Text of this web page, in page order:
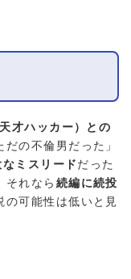
才ハッカー）との
の不倫男だった」
なミスリードだった
それなら 続編に続投
の可能性は低いと見